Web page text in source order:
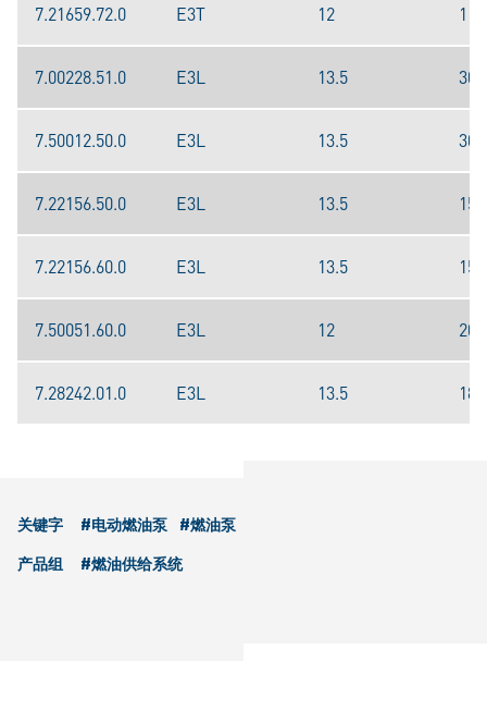
7.21659.72.0 E3T 12 110
7.00228.51.0 E3L 13.5
7.50012.50.0 E3L 13.5
7.22156.50.0 E3L 13.5
7.22156.60.0 E3L 13.5
7.50051.60.0 E3L 12
7.28242.01.0 E3L 13.5
关键字 #电动燃油泵
#燃油泵
产品组
#燃油供给系统